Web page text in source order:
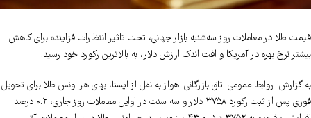
قیمت طلا در معاملات روز سه‌شنبه بازار جهانی، تحت تاثیر انتظارات فزاینده برای کاهش
بیشتر نرخ بهره در آمریکا و افت اندک ارزش دلار، به بالاترین رکورد خود رسید.
به گزارش روابط عمومی اتاق بازرگانی اهواز به نقل از ایسنا، بهای هر اونس طلا برای تحویل
فوری پس از ثبت رکورد ۳۷۵۸ دلار و سه سنت در اوایل معاملات روز جاری، ۰.۲ درصد